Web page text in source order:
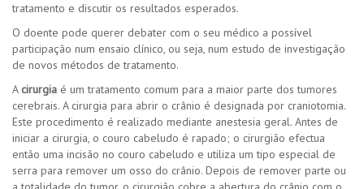
tratamento e discutir os resultados esperados.
O doente pode querer debater com o seu médico a possível
participação num ensaio clínico, ou seja, num estudo de investigação
de novos métodos de tratamento.
A cirurgia é um tratamento comum para a maior parte dos tumores
cerebrais. A cirurgia para abrir o crânio é designada por craniotomia.
Este procedimento é realizado mediante anestesia geral. Antes de
iniciar a cirurgia, o couro cabeludo é rapado; o cirurgião efectua
então uma incisão no couro cabeludo e utiliza um tipo especial de
serra para remover um osso do crânio. Depois de remover parte ou